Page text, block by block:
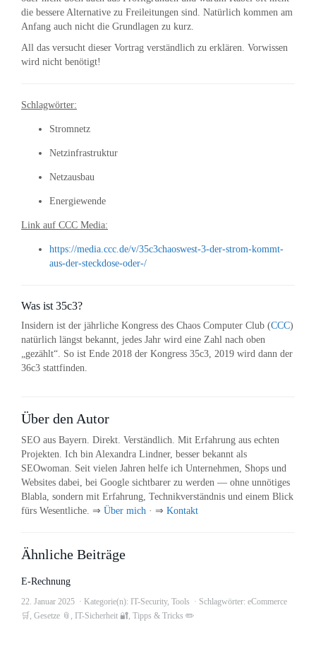
die bessere Alternative zu Freileitungen sind. Natürlich kommen am
Anfang auch nicht die Grundlagen zu kurz.
All das versucht dieser Vortrag verständlich zu erklären. Vorwissen
wird nicht benötigt!
Schlagwörter:
Stromnetz
Netzinfrastruktur
Netzausbau
Energiewende
Link auf CCC Media:
https://media.ccc.de/v/35c3chaoswest-3-der-strom-kommt-
aus-der-steckdose-oder-/
Was ist 35c3?
Insidern ist der jährliche Kongress des Chaos Computer Club (CCC)
natürlich längst bekannt, jedes Jahr wird eine Zahl nach oben
„gezählt“. So ist Ende 2018 der Kongress 35c3, 2019 wird dann der
36c3 stattfinden.
Über den Autor
SEO aus Bayern. Direkt. Verständlich. Mit Erfahrung aus echten
Projekten. Ich bin Alexandra Lindner, besser bekannt als
SEOwoman. Seit vielen Jahren helfe ich Unternehmen, Shops und
Websites dabei, bei Google sichtbarer zu werden — ohne unnötiges
Blabla, sondern mit Erfahrung, Technikverständnis und einem Blick
fürs Wesentliche. ⇒ Über mich · ⇒ Kontakt
Ähnliche Beiträge
E-Rechnung
22. Januar 2025 Kategorie(n): IT-Security, Tools Schlagwörter: eCommerce
🛒 , Gesetze 📎 , IT-Sicherheit 🔐, Tipps & Tricks ✏️